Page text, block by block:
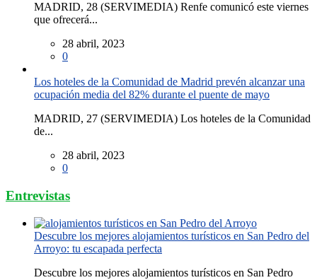
MADRID, 28 (SERVIMEDIA) Renfe comunicó este viernes
que ofrecerá...
28 abril, 2023
0
Los hoteles de la Comunidad de Madrid prevén alcanzar una
ocupación media del 82% durante el puente de mayo
MADRID, 27 (SERVIMEDIA) Los hoteles de la Comunidad
de...
28 abril, 2023
0
Entrevistas
Descubre los mejores alojamientos turísticos en San Pedro del
Arroyo: tu escapada perfecta
Descubre los mejores alojamientos turísticos en San Pedro